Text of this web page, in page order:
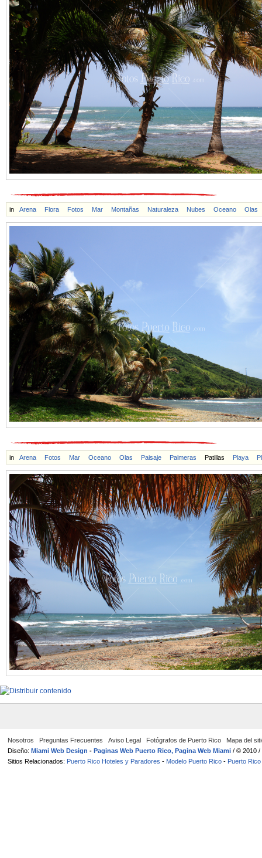
in Arena Flora Fotos Mar Montañas Naturaleza Nubes Oceano Olas
in Arena Fotos Mar Oceano Olas Paisaje Palmeras Patillas Playa
Nosotros Preguntas Frecuentes Aviso Legal Fotógrafos de Puerto Rico
Mapa del
Diseño: Miami Web Design - Paginas Web Puerto Rico, Pagina Web Miami / © 2010 /
Sitios Relacionados: Puerto Rico Hoteles y Paradores - Modelo Puerto Rico - Puerto